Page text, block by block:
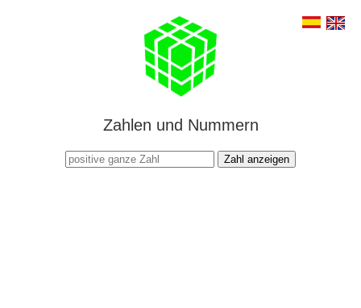
Zahlen und Nummern
Zahl anzeigen